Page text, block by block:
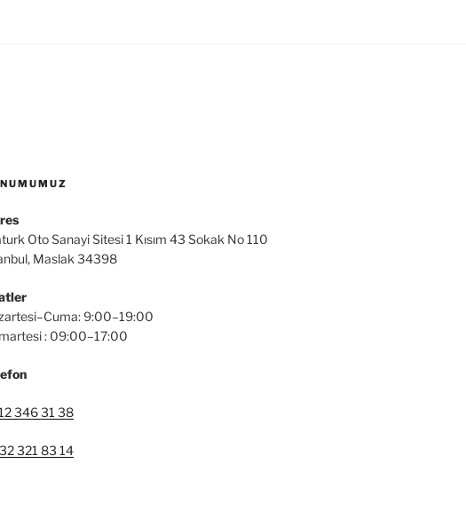
Oto Sanayi Sitesi 1 Kısım 43 Sokak No 110
Maslak 34398
9:00–19:00
: 09:00–17:00
346 31 38
321 83 14